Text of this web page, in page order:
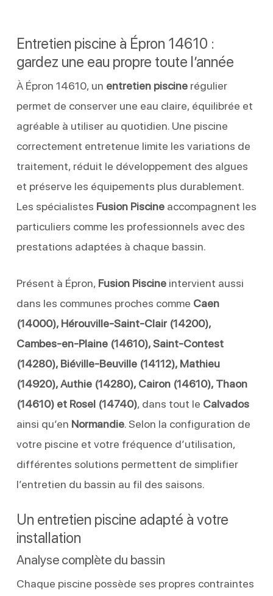
Entretien piscine à Épron 14610 :
gardez une eau propre toute l’année
À Épron 14610, un entretien piscinerégulier
permet de conserver une eau claire, équilibrée et
agréable à utiliser au quotidien. Une piscine
correctement entretenue limite les variations de
traitement, réduit le développement des algues
et préserve les équipements plus durablement.
Les spécialistes Fusion Piscineaccompagnent les
particuliers comme les professionnels avec des
prestations adaptées à chaque bassin.
Présent à Épron, Fusion Piscineintervient aussi
dans les communes proches comme Caen
(14000), Hérouville-Saint-Clair (14200),
Cambes-en-Plaine (14610), Saint-Contest
(14280), Biéville-Beuville (14112), Mathieu
(14920), Authie (14280), Cairon (14610), Thaon
(14610) et Rosel (14740), dans tout le Calvados
ainsi qu’en Normandie. Selon la configuration de
votre piscine et votre fréquence d’utilisation,
différentes solutions permettent de simplifier
l’entretien du bassin au fil des saisons.
Un entretien piscine adapté à votre
installation
Analyse complète du bassin
Chaque piscine possède ses propres contraintes